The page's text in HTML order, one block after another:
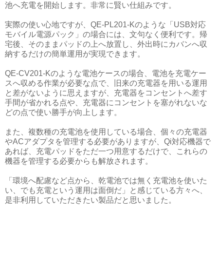
池へ充電を開始します。非常に賢い仕組みです。
実際の使い心地ですが、QE-PL201-Kのような「USB対応
モバイル電源パック」の場合には、文句なく便利です。帰
宅後、そのままパッドの上へ放置し、外出時にカバンへ収
納するだけの簡単運用が実現できます。
QE-CV201-Kのような電池ケースの場合、電池を充電ケー
スへ収める作業が必要な点で、旧来の充電器を用いる運用
と差がないように思えますが、充電器をコンセントへ差す
手間が省かれる点や、充電器にコンセントを塞がれないな
どの点で使い勝手が向上します。
また、複数種の充電池を使用している場合、個々の充電器
やACアダプタを管理する必要がありますが、Qi対応機器で
あれば、充電パッドをただ一つ用意するだけで、これらの
機器を管理する必要からも解放されます。
「環境へ配慮など点から、乾電池では無く充電池を使いた
い、でも充電という運用は面倒だ」と感じている方々へ、
是非利用していただきたい製品だと思いました。